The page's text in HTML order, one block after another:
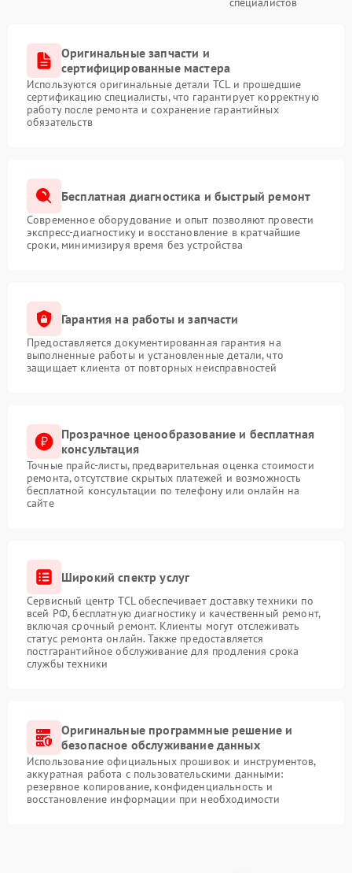
Оригинальные запчасти и
сертифицированные мастера
Используются оригинальные детали TCL и прошедшие
сертификацию специалисты, что гарантирует корректную
работу после ремонта и сохранение гарантийных
обязательств
Бесплатная диагностика и быстрый ремонт
Современное оборудование и опыт позволяют провести
экспресс-диагностику и восстановление в кратчайшие
сроки, минимизируя время без устройства
Гарантия на работы и запчасти
Предоставляется документированная гарантия на
выполненные работы и установленные детали, что
защищает клиента от повторных неисправностей
Прозрачное ценообразование и бесплатная
консультация
Точные прайс-листы, предварительная оценка стоимости
ремонта, отсутствие скрытых платежей и возможность
бесплатной консультации по телефону или онлайн на
сайте
Широкий спектр услуг
Сервисный центр TCL обеспечивает доставку техники по
всей РФ, бесплатную диагностику и качественный ремонт,
включая срочный ремонт. Клиенты могут отслеживать
статус ремонта онлайн. Также предоставляется
постгарантийное обслуживание для продления срока
службы техники
Оригинальные программные решение и
безопасное обслуживание данных
Использование официальных прошивок и инструментов,
аккуратная работа с пользовательскими данными:
резервное копирование, конфиденциальность и
восстановление информации при необходимости